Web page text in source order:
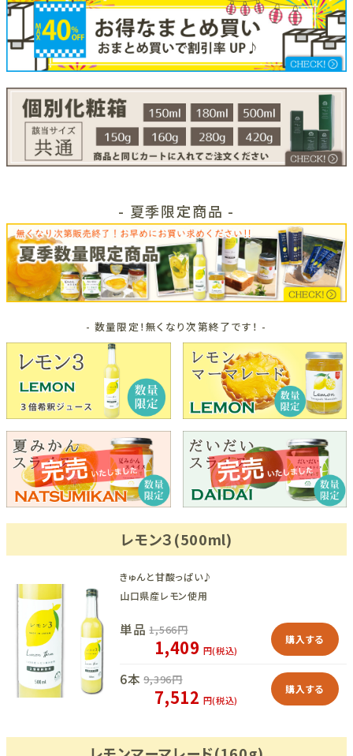
- 夏季限定商品 -
- 数量限定！無くなり次第終了です！ -
レモン３(500ml)
きゅんと甘酸っぱい♪
山口県産レモン使用
単品 1,566円
1,409 円(税込)
購入する
6本 9,396円
7,512 円(税込)
購入する